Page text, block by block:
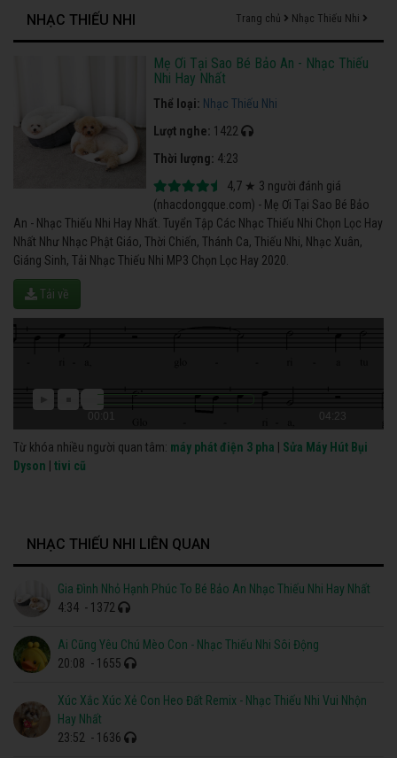
NHẠC THIẾU NHI Trang chủ Nhạc Thiếu Nhi
Mẹ Ơi Tại Sao Bé Bảo An - Nhạc Thiếu
Nhi Hay Nhất
Thể loại: Nhạc Thiếu Nhi
Lượt nghe: 1422
Thời lượng: 4:23
4,7 ★ 3 người đánh giá
(nhacdongque.com) - Mẹ Ơi Tại Sao Bé Bảo
An - Nhạc Thiếu Nhi Hay Nhất. Tuyển Tập Các Nhạc Thiếu Nhi Chọn Lọc Hay
Nhất Như Nhạc Phật Giáo, Thời Chiến, Thánh Ca, Thiếu Nhi, Nhạc Xuân,
Giáng Sinh, Tải Nhạc Thiếu Nhi MP3 Chọn Lọc Hay 2020.
Tải về
00:01 04:23
Từ khóa nhiều người quan tâm: máy phát điện 3 pha
Sửa Máy Hút Bụi
Dyson
tivi cũ
NHẠC THIẾU NHI LIÊN QUAN
Gia Đình Nhỏ Hạnh Phúc To Bé Bảo An Nhạc Thiếu Nhi Hay Nhất
4:34 - 1372
Ai Cũng Yêu Chú Mèo Con - Nhạc Thiếu Nhi Sôi Động
20:08 - 1655
Xúc Xắc Xúc Xẻ Con Heo Đất Remix - Nhạc Thiếu Nhi Vui Nhộn
Hay Nhất
23:52 - 1636